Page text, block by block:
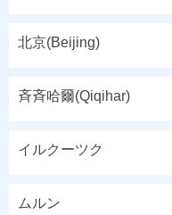
北京(Beijing)
斉斉哈爾(Qiqihar)
イルクーツク
ムルン